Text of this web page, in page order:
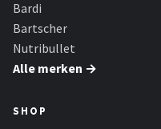
Bardi
Bartscher
Nutribullet
Alle merken →
SHOP